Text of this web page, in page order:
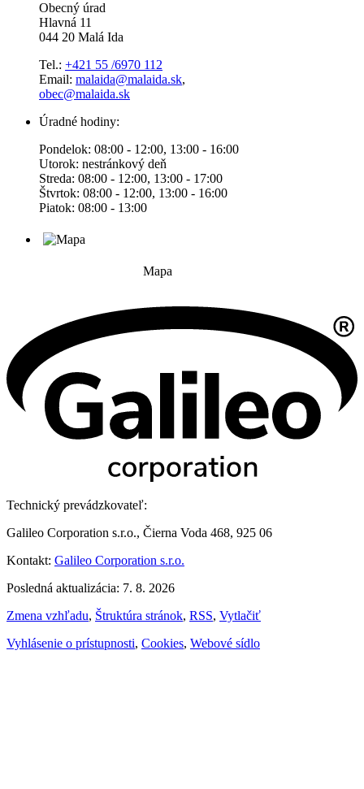
Obecný úrad
Hlavná 11
044 20 Malá Ida
Tel.: +421 55 /6970 112
Email: malaida@malaida.sk,
obec@malaida.sk
Úradné hodiny:
Pondelok: 08:00 - 12:00, 13:00 - 16:00
Utorok: nestránkový deň
Streda: 08:00 - 12:00, 13:00 - 17:00
Štvrtok: 08:00 - 12:00, 13:00 - 16:00
Piatok: 08:00 - 13:00
Mapa
Technický prevádzkovateľ:
Galileo Corporation s.r.o., Čierna Voda 468, 925 06
Kontakt: Galileo Corporation s.r.o.
Posledná aktualizácia: 7. 8. 2026
Zmena vzhľadu, Štruktúra stránok, RSS, Vytlačiť
Vyhlásenie o prístupnosti, Cookies, Webové sídlo